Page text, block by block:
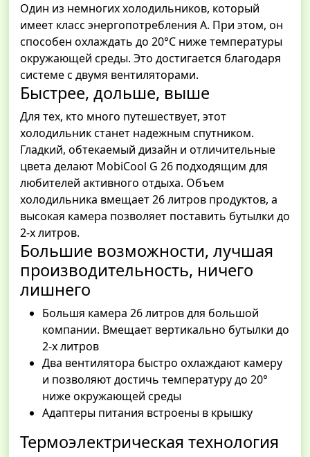
Один из немногих холодильников, который
имеет класс энергопотребления А. При этом, он
способен охлаждать до 20°C ниже температуры
окружающей среды. Это достигается благодаря
системе с двумя вентиляторами.
Быстрее, дольше, выше
Для тех, кто много путешествует, этот
холодильник станет надежным спутником.
Гладкий, обтекаемый дизайн и отличительные
цвета делают MobiCool G 26 подходящим для
любителей активного отдыха. Объем
холодильника вмещает 26 литров продуктов, а
высокая камера позволяет поставить бутылки до
2-х литров.
Большие возможности, лучшая
производительность, ничего
лишнего
Большя камера 26 литров для большой
компании. Вмещает вертикально бутылки до
2-х литров
Два вентилятора быстро охлаждают камеру
и позволяют достичь температуру до 20°
ниже окружающей среды
Адаптеры питания встроены в крышку
Термоэлектрическая технология